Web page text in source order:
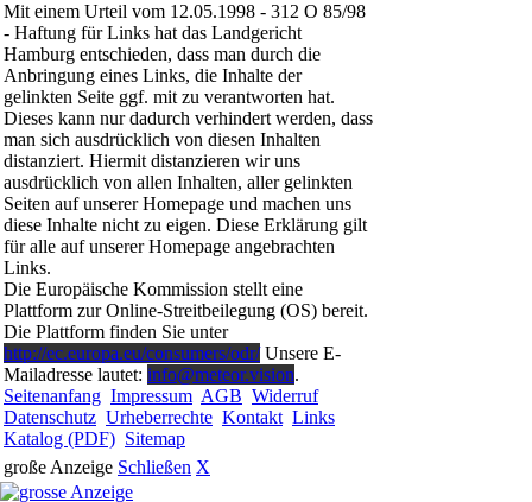
Mit einem Urteil vom 12.05.1998 - 312 O 85/98
- Haftung für Links hat das Landgericht
Hamburg entschieden, dass man durch die
Anbringung eines Links, die Inhalte der
gelinkten Seite ggf. mit zu verantworten hat.
Dieses kann nur dadurch verhindert werden, dass
man sich ausdrücklich von diesen Inhalten
distanziert. Hiermit distanzieren wir uns
ausdrücklich von allen Inhalten, aller gelinkten
Seiten auf unserer Homepage und machen uns
diese Inhalte nicht zu eigen. Diese Erklärung gilt
für alle auf unserer Homepage angebrachten
Links.
Die Europäische Kommission stellt eine
Plattform zur Online-Streitbeilegung (OS) bereit.
Die Plattform finden Sie unter
http://ec.europa.eu/consumers/odr/Unsere E-
Mailadresse lautet: info@meteor.vision.
Seitenanfang Impressum AGB Widerruf
Datenschutz Urheberrechte Kontakt Links
Katalog (PDF) Sitemap
große Anzeige Schließen X